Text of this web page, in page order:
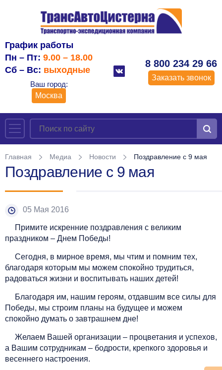
График работы
Пн – Пт: 9.00 – 18.00
Сб – Вс: выходные
Ваш город:
Москва
8 800 234 29 66
Заказать звонок
Главная Медиа Новости Поздравление с 9 мая
Поздравление с 9 мая
05 Мая 2016
Примите искренние поздравления с великим
праздником – Днем Победы!
Сегодня, в мирное время, мы чтим и помним тех,
благодаря которым мы можем спокойно трудиться,
радоваться жизни и воспитывать наших детей!
Благодаря им, нашим героям, отдавшим все силы для
Победы, мы строим планы на будущее и можем
спокойно думать о завтрашнем дне!
Желаем Вашей организации – процветания и успехов,
а Вашим сотрудникам – бодрости, крепкого здоровья и
весеннего настроения.